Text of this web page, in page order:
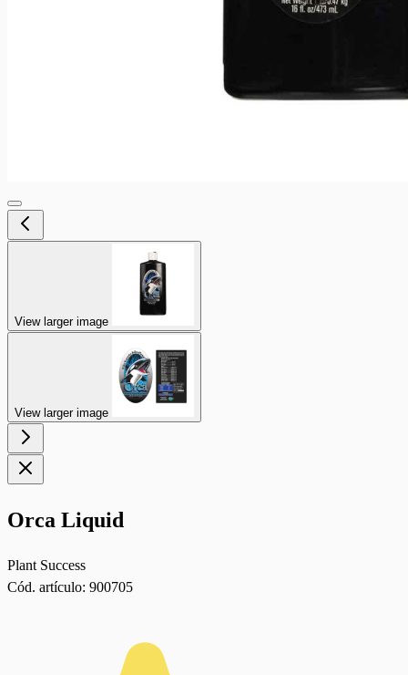
View larger image
View larger image
Orca Liquid
Plant Success
Cód. artículo: 900705